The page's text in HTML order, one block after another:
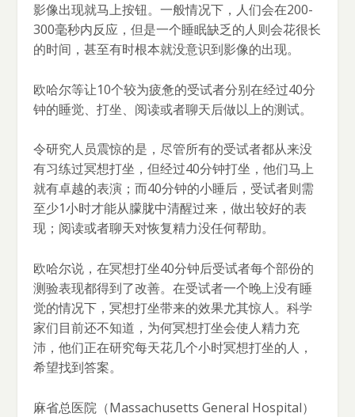
影像出现就马上按钮。一般情况下，人们会在200-
300毫秒内反应，但是一个睡眠缺乏的人则会花很长
的时间，甚至有时根本就没意识到影像的出现。
欧哈尔等让10个较为疲惫的受试者分别在经过40分
钟的睡觉、打坐、阅读或者聊天后做以上的测试。
令研究人员震惊的是，尽管所有的受试者都从来没
有习练过冥想打坐，但经过40分钟打坐，他们马上
就有卓越的表演；而40分钟的小睡后，受试者则需
至少1小时才能从朦胧中清醒过来，做出较好的表
现；阅读或者聊天对恢复精力没任何帮助。
欧哈尔说，在冥想打坐40分钟后受试者每个部份的
测验表现都得到了改善。在受试者一个晚上没有睡
觉的情况下，冥想打坐带来的效果尤其惊人。科学
家们目前还不知道，为何冥想打坐会使人精力充
沛，他们正在研究每天花几个小时冥想打坐的人，
希望找到答案。
麻省总医院（Massachusetts General Hospital）